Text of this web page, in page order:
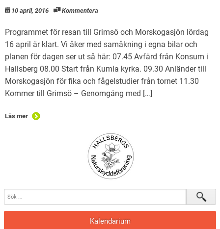
10 april, 2016 Kommentera
Programmet för resan till Grimsö och Morskogasjön lördag
16 april är klart. Vi åker med samåkning i egna bilar och
planen för dagen ser ut så här: 07.45 Avfärd från Konsum i
Hallsberg 08.00 Start från Kumla kyrka. 09.30 Anländer till
Morskogasjön för fika och fågelstudier från tornet 11.30
Kommer till Grimsö – Genomgång med […]
Läs mer
Kalendarium